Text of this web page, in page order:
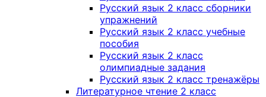
Русский язык 2 класс сборники
упражнений
Русский язык 2 класс учебные
пособия
Русский язык 2 класс
олимпиадные задания
Русский язык 2 класс тренажёры
Литературное чтение 2 класс